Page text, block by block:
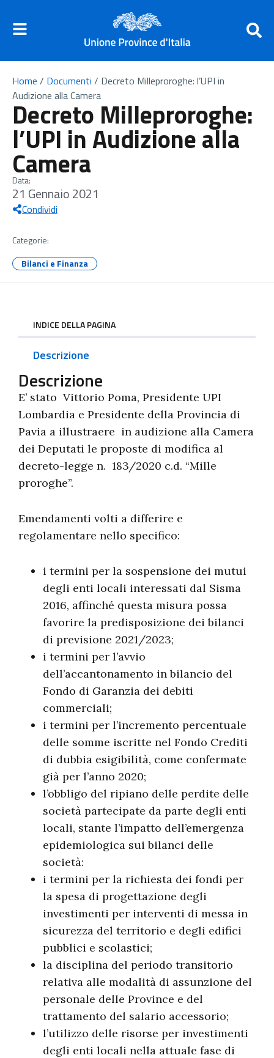
Home / Documenti / Decreto Milleproroghe: l’UPI in
Audizione alla Camera
Decreto Milleproroghe:
l’UPI in Audizione alla
Camera
Data:
21 Gennaio 2021
Condividi
Categorie:
Bilanci e Finanza
INDICE DELLA PAGINA
Descrizione
Descrizione
E’ stato Vittorio Poma, Presidente UPI
Lombardia e Presidente della Provincia di
Pavia a illustraere in audizione alla Camera
dei Deputati le proposte di modifica al
decreto-legge n. 183/2020 c.d. “Mille
proroghe”.
Emendamenti volti a differire e
regolamentare nello specifico:
i termini per la sospensione dei mutui
degli enti locali interessati dal Sisma
2016, affinché questa misura possa
favorire la predisposizione dei bilanci
di previsione 2021/2023;
i termini per l’avvio
dell’accantonamento in bilancio del
Fondo di Garanzia dei debiti
commerciali;
i termini per l’incremento percentuale
delle somme iscritte nel Fondo Crediti
di dubbia esigibilità, come confermate
già per l’anno 2020;
l’obbligo del ripiano delle perdite delle
società partecipate da parte degli enti
locali, stante l’impatto dell’emergenza
epidemiologica sui bilanci delle
società:
i termini per la richiesta dei fondi per
la spesa di progettazione degli
investimenti per interventi di messa in
sicurezza del territorio e degli edifici
pubblici e scolastici;
la disciplina del periodo transitorio
relativa alle modalità di assunzione del
personale delle Province e del
trattamento del salario accessorio;
l’utilizzo delle risorse per investimenti
degli enti locali nella attuale fase di